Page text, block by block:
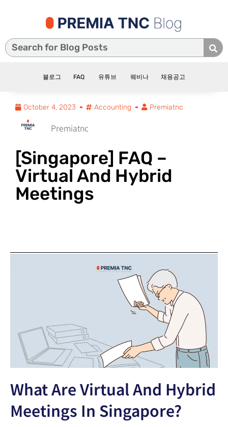
블로그 FAQ 유튜브 웨비나 채용공고
October 4, 2023 Accounting Premiatnc
Premiatnc
[Singapore] FAQ –
Virtual And Hybrid
Meetings
What Are Virtual And Hybrid
Meetings In Singapore?